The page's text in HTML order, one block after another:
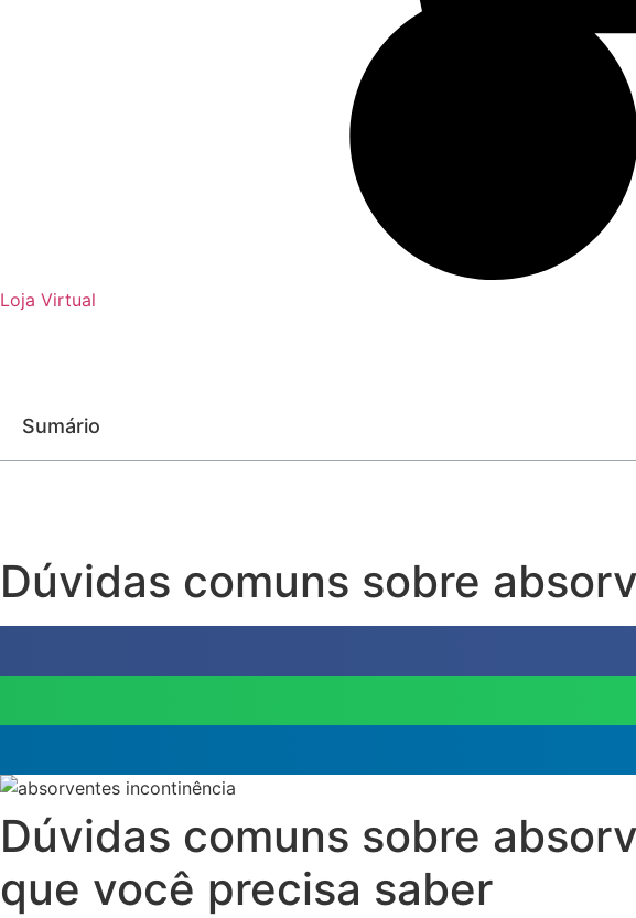
Loja Virtual
Sumário
Dúvidas comuns sobre
Dúvidas comuns sobre
que você precisa saber